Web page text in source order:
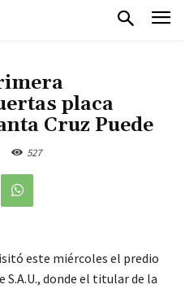
placa
Cruz Puede
527
este miércoles el predio
S.A.U., donde el titular de la